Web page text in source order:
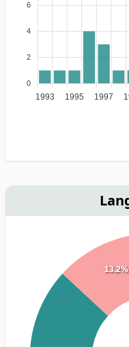
6
4
2
0
1993 1995 1997
13.2%